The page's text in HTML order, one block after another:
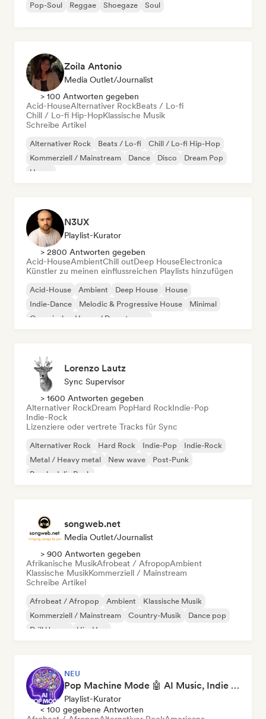
Pop-Soul
Reggae Shoegaze Soul
Zoila Antonio
Media Outlet/Journalist
> 100 Antworten gegeben
Acid-HouseAlternativer RockBeats / Lo-fi
Chill / Lo-fi Hip-HopKlassische Musik
Schreibe Artikel
Alternativer Rock Beats / Lo-fi
Chill / Lo-fi Hip-Hop
Kommerziell / Mainstream
Dance Disco
Dream Pop
House
N3UX
Playlist-Kurator
> 2800 Antworten gegeben
Acid-HouseAmbientChill outDeep HouseElectronica
Künstler zu meinen einflussreichen Playlists hinzufügen
Acid-House Ambient Deep House
House
Indie-Dance
Melodic & Progressive House
Minimal
Organischer House / Downtempo
Lorenzo Lautz
Sync Supervisor
> 1600 Antworten gegeben
Alternativer RockDream PopHard RockIndie-Pop
Indie-Rock
Lizenziere oder vertrete Tracks für Sync
Alternativer Rock Hard Rock Indie-Pop
Indie-Rock
Metal / Heavy metal
New wave
Post-Punk
Psychedelic Rock
songweb.net
Media Outlet/Journalist
> 900 Antworten gegeben
Afrikanische MusikAfrobeat / AfropopAmbient
Klassische MusikKommerziell / Mainstream
Schreibe Artikel
Afrobeat / Afropop Ambient
Klassische Musik
Kommerziell / Mainstream
Country-Musik
Dance pop
Drill/Jersey
Hip-Hop
NEU
Pop Machine Mode 🤖 AI Music, Indie Pop & Dream Pop
Playlist-Kurator
< 100 gegebene Antworten